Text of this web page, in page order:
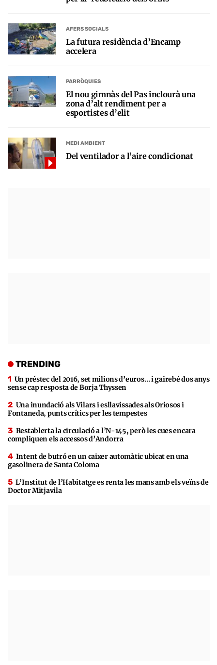
AFERS SOCIALS
La futura residència d’Encamp
accelera
PARRÒQUIES
El nou gimnàs del Pas inclourà una
zona d’alt rendiment per a
esportistes d’elit
MEDI AMBIENT
Del ventilador a l'aire condicionat
TRENDING
Un préstec del 2016, set milions d’euros… i gairebé dos anys
sense cap resposta de Borja Thyssen
Una inundació als Vilars i esllavissades als Oriosos i
Fontaneda, punts crítics per les tempestes
Restablerta la circulació a l’N-145, però les cues encara
compliquen els accessos d’Andorra
Intent de butró en un caixer automàtic ubicat en una
gasolinera de Santa Coloma
L’Institut de l’Habitatge es renta les mans amb els veïns de
Doctor Mitjavila